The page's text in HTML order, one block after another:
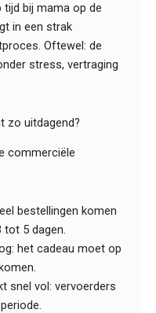
bij mama op de
in een strak
Oftewel: de
stress, vertraging
zo uitdagend?
commerciële
bestellingen komen
tot 5 dagen.
het cadeau moet op
snel vol: vervoerders